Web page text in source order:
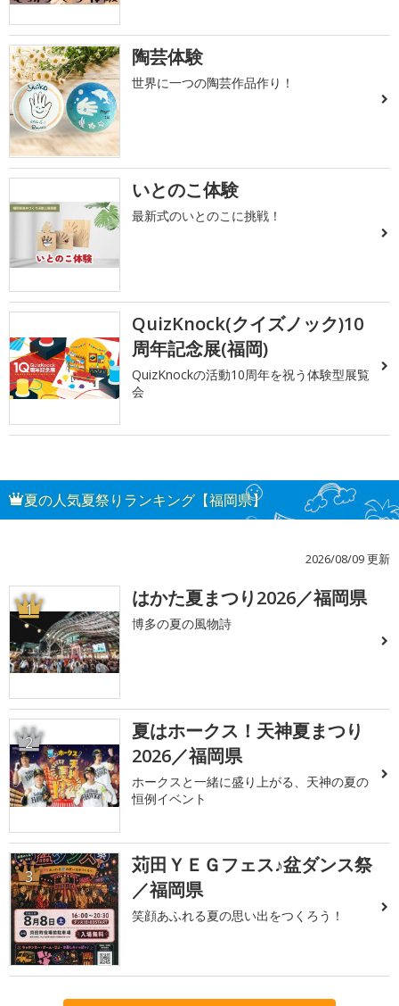
陶芸体験
世界に一つの陶芸作品作り！
いとのこ体験
最新式のいとのこに挑戦！
QuizKnock(クイズノック)10
周年記念展(福岡)
QuizKnockの活動10周年を祝う体験型展覧
会
夏の人気夏祭りランキング【福岡県】
2026/08/09 更新
1 はかた夏まつり2026／福岡県
博多の夏の風物詩
2
夏はホークス！天神夏まつり
2026／福岡県
ホークスと一緒に盛り上がる、天神の夏の
恒例イベント
3
苅田ＹＥＧフェス♪盆ダンス祭
／福岡県
笑顔あふれる夏の思い出をつくろう！